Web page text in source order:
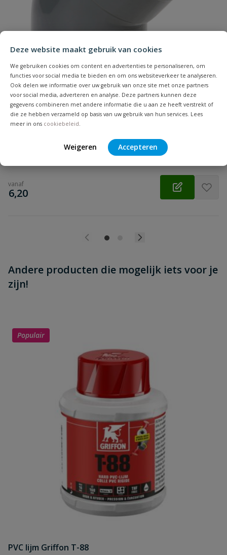
Deze website maakt gebruik van cookies
We gebruiken cookies om content en advertenties te personaliseren, om
functies voor social media te bieden en om ons websiteverkeer te analyseren.
Ook delen we informatie over uw gebruik van onze site met onze partners
voor social media, adverteren en analyse. Deze partners kunnen deze
gegevens combineren met andere informatie die u aan ze heeft verstrekt of
die ze hebben verzameld op basis van uw gebruik van hun services. Lees
meer in ons cookiebeleid
Weigeren Accepteren
Beoordeling versturen
PVC bocht 45° manchet x spie
Aansluiting: manchet x spie | Diameter: 110 t/m 500 mm |
vanaf
€
6,20
Andere producten die mogelijk iets voor je
zijn!
Populair
PVC lijm Griffon T-88